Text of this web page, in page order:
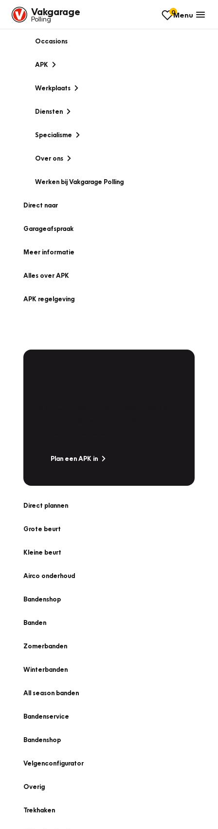
Vakgarage
Polling
0Menu
Occasions
APK
Werkplaats
Diensten
Specialisme
Over ons
Werken bij Vakgarage Polling
Direct naar
Garageafspraak
Meer informatie
Alles over APK
APK regelgeving
Plan een APK in
Direct plannen
Grote beurt
Kleine beurt
Airco onderhoud
Bandenshop
Banden
Zomerbanden
Winterbanden
All season banden
Bandenservice
Bandenshop
Velgenconfigurator
Overig
Trekhaken